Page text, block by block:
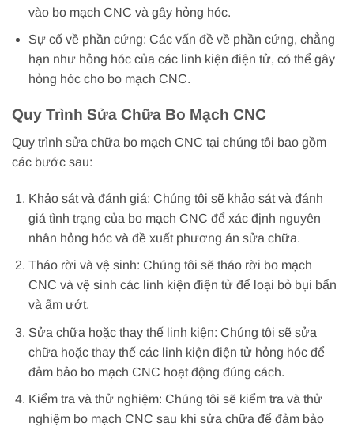
vào bo mạch CNC và gây hỏng hóc.
Sự cố về phần cứng: Các vấn đề về phần cứng, chẳng
hạn như hỏng hóc của các linh kiện điện tử, có thể gây
hỏng hóc cho bo mạch CNC.
Quy Trình Sửa Chữa Bo Mạch CNC
Quy trình sửa chữa bo mạch CNC tại chúng tôi bao gồm
các bước sau:
Khảo sát và đánh giá: Chúng tôi sẽ khảo sát và đánh
giá tình trạng của bo mạch CNC để xác định nguyên
nhân hỏng hóc và đề xuất phương án sửa chữa.
Tháo rời và vệ sinh: Chúng tôi sẽ tháo rời bo mạch
CNC và vệ sinh các linh kiện điện tử để loại bỏ bụi bẩn
và ẩm ướt.
Sửa chữa hoặc thay thế linh kiện: Chúng tôi sẽ sửa
chữa hoặc thay thế các linh kiện điện tử hỏng hóc để
đảm bảo bo mạch CNC hoạt động đúng cách.
Kiểm tra và thử nghiệm: Chúng tôi sẽ kiểm tra và thử
nghiệm bo mạch CNC sau khi sửa chữa để đảm bảo